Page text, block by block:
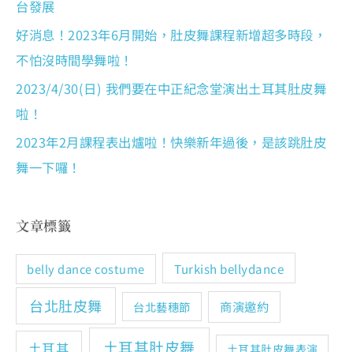
台發展
好消息！2023年6月開始，肚皮舞課程新增超多時段，
不怕沒時間學舞啦！
2023/4/30(日) 我們要在中正紀念堂演出土耳其肚皮舞
啦！
2023年2月課程表出爐啦！快樂新年過後，是該跳肚皮
舞一下囉！
文章標籤
belly dance costume Turkish bellydance
台北肚皮舞 台北藝穗節 商演邀約
土耳其 土耳其肚皮舞 土耳其肚皮舞表演